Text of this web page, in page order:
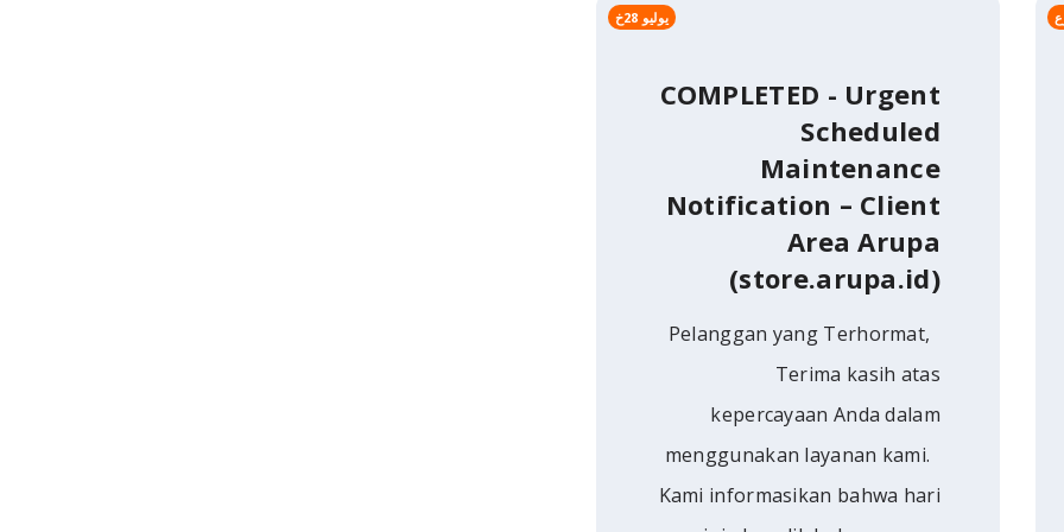
COMPLETED - Urgent
Scheduled
Maintenance
Notification – Client
Area Arupa
(store.arupa.id)
Pelanggan yang Terhormat,
Terima kasih atas
kepercayaan Anda dalam
menggunakan layanan kami.
Kami informasikan bahwa hari
يوليو 28خ